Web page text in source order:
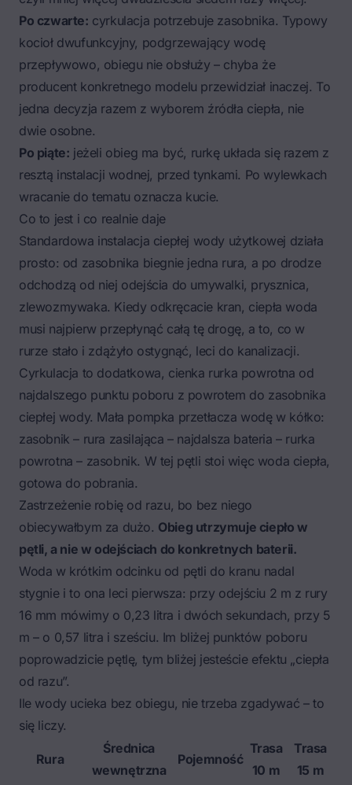
Po czwarte: cyrkulacja potrzebuje zasobnika. Typowy
kocioł dwufunkcyjny, podgrzewający wodę
przepływowo, obiegu nie obsłuży – chyba że
producent konkretnego modelu przewidział inaczej. To
jedna decyzja razem z wyborem źródła ciepła, nie
dwie osobne.
Po piąte: jeżeli obieg ma być, rurkę układa się razem z
resztą instalacji wodnej, przed tynkami. Po wylewkach
wracanie do tematu oznacza kucie.
Co to jest i co realnie daje
Standardowa instalacja ciepłej wody użytkowej działa
prosto: od zasobnika biegnie jedna rura, a po drodze
odchodzą od niej odejścia do umywalki, prysznica,
zlewozmywaka. Kiedy odkręcacie kran, ciepła woda
musi najpierw przepłynąć całą tę drogę, a to, co w
rurze stało i zdążyło ostygnąć, leci do kanalizacji.
Cyrkulacja to dodatkowa, cienka rurka powrotna od
najdalszego punktu poboru z powrotem do zasobnika
ciepłej wody. Mała pompka przetłacza wodę w kółko:
zasobnik – rura zasilająca – najdalsza bateria – rurka
powrotna – zasobnik. W tej pętli stoi więc woda ciepła,
gotowa do pobrania.
Zastrzeżenie robię od razu, bo bez niego
obiecywałbym za dużo. Obieg utrzymuje ciepło w
pętli, a nie w odejściach do konkretnych baterii.
Woda w krótkim odcinku od pętli do kranu nadal
stygnie i to ona leci pierwsza: przy odejściu 2 m z rury
16 mm mówimy o 0,23 litra i dwóch sekundach, przy 5
m – o 0,57 litra i sześciu. Im bliżej punktów poboru
poprowadzicie pętlę, tym bliżej jesteście efektu „ciepła
od razu”.
Ile wody ucieka bez obiegu, nie trzeba zgadywać – to
się liczy.
Rura
Średnica
wewnętrzna
Pojemność
Trasa
10 m
Trasa
15 m